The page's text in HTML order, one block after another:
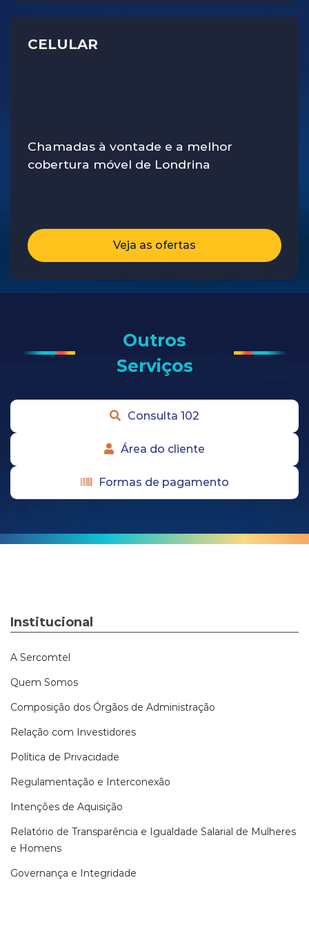
CELULAR
Chamadas à vontade e a melhor
cobertura móvel de Londrina
Veja as ofertas
Outros
Serviços
Consulta 102
Área do cliente
Formas de pagamento
Institucional
A Sercomtel
Quem Somos
Composição dos Órgãos de Administração
Relação com Investidores
Política de Privacidade
Regulamentação e Interconexão
Intenções de Aquisição
Relatório de Transparência e Igualdade Salarial de Mulheres
e Homens
Governança e Integridade